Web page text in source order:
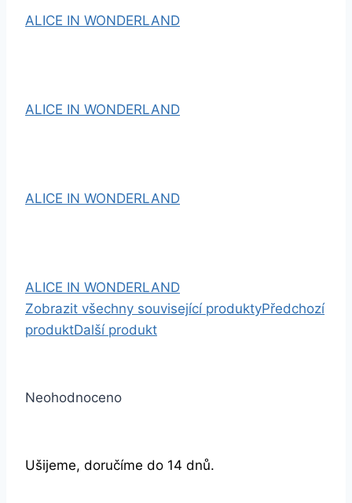
ALICE IN WONDERLAND
ALICE IN WONDERLAND
ALICE IN WONDERLAND
ALICE IN WONDERLAND
Zobrazit všechny související produktyPředchozí
produktDalší produkt
Neohodnoceno
Ušijeme, doručíme do 14 dnů.